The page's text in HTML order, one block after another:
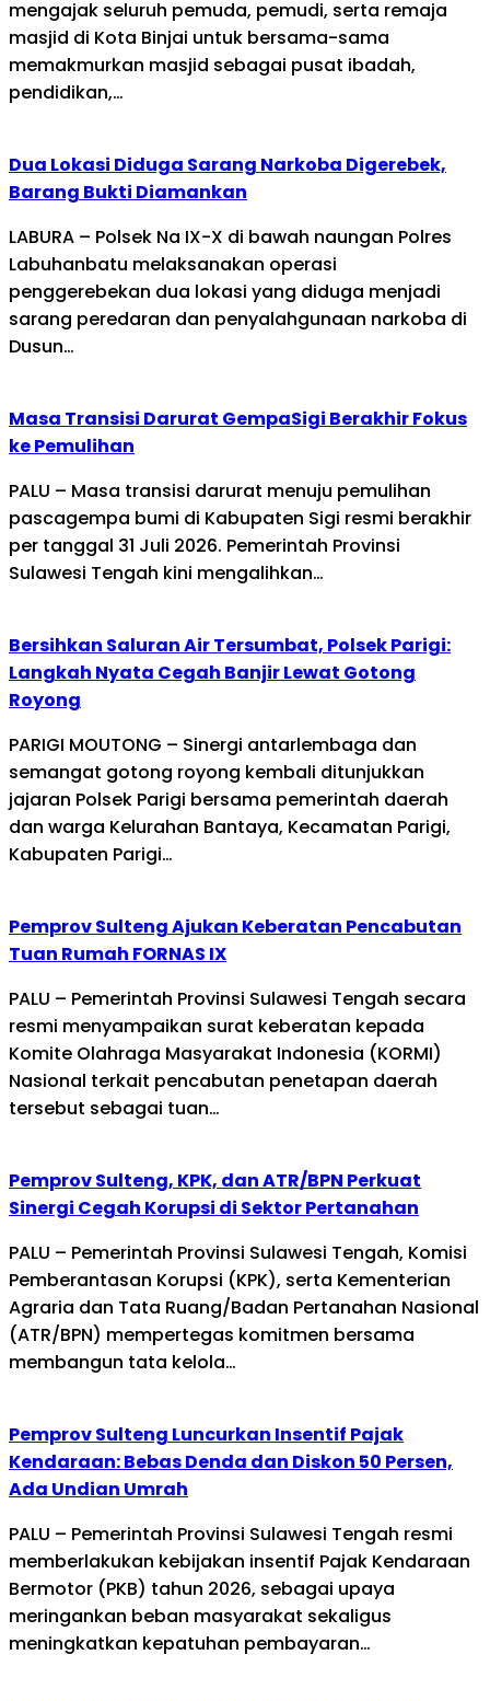
mengajak seluruh pemuda, pemudi, serta remaja
masjid di Kota Binjai untuk bersama-sama
memakmurkan masjid sebagai pusat ibadah,
pendidikan,…
Dua Lokasi Diduga Sarang Narkoba Digerebek,
Barang Bukti Diamankan
LABURA – Polsek Na IX-X di bawah naungan Polres
Labuhanbatu melaksanakan operasi
penggerebekan dua lokasi yang diduga menjadi
sarang peredaran dan penyalahgunaan narkoba di
Dusun…
Masa Transisi Darurat GempaSigi Berakhir Fokus
ke Pemulihan
PALU – Masa transisi darurat menuju pemulihan
pascagempa bumi di Kabupaten Sigi resmi berakhir
per tanggal 31 Juli 2026. Pemerintah Provinsi
Sulawesi Tengah kini mengalihkan…
Bersihkan Saluran Air Tersumbat, Polsek Parigi:
Langkah Nyata Cegah Banjir Lewat Gotong
Royong
PARIGI MOUTONG – Sinergi antarlembaga dan
semangat gotong royong kembali ditunjukkan
jajaran Polsek Parigi bersama pemerintah daerah
dan warga Kelurahan Bantaya, Kecamatan Parigi,
Kabupaten Parigi…
Pemprov Sulteng Ajukan Keberatan Pencabutan
Tuan Rumah FORNAS IX
PALU – Pemerintah Provinsi Sulawesi Tengah secara
resmi menyampaikan surat keberatan kepada
Komite Olahraga Masyarakat Indonesia (KORMI)
Nasional terkait pencabutan penetapan daerah
tersebut sebagai tuan…
Pemprov Sulteng, KPK, dan ATR/BPN Perkuat
Sinergi Cegah Korupsi di Sektor Pertanahan
PALU – Pemerintah Provinsi Sulawesi Tengah, Komisi
Pemberantasan Korupsi (KPK), serta Kementerian
Agraria dan Tata Ruang/Badan Pertanahan Nasional
(ATR/BPN) mempertegas komitmen bersama
membangun tata kelola…
Pemprov Sulteng Luncurkan Insentif Pajak
Kendaraan: Bebas Denda dan Diskon 50 Persen,
Ada Undian Umrah
PALU – Pemerintah Provinsi Sulawesi Tengah resmi
memberlakukan kebijakan insentif Pajak Kendaraan
Bermotor (PKB) tahun 2026, sebagai upaya
meringankan beban masyarakat sekaligus
meningkatkan kepatuhan pembayaran…